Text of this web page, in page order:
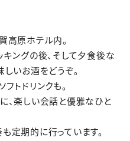
高原ホテル内。
キングの後、そして夕食後な
いお酒をどうぞ。
トドリンクも。
、楽しい会話と優雅なひと
定期的に行っています。